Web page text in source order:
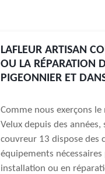
LAFLEUR ARTISAN
OU LA RÉPARATION
PIGEONNIER ET
Comme nous exerçons
Velux depuis des
couvreur 13 dispose des
équipements
installation ou en